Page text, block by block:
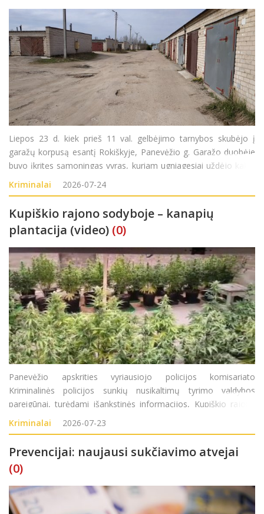
Liepos 23 d. kiek prieš 11 val. gelbėjimo tarnybos skubėjo į
garažų korpusą esantį Rokiškyje, Panevėžio g. Garažo duobėje
buvo įkritęs sąmoningas vyras, kuriam ugniagesiai uždėjo kaklo
įtvarą, iškėlė jį iš garažo duobės ir perdavė greitosios medicinos
pagalbos medikams.
Kriminalai 2026-07-24
Kupiškio rajono sodyboje – kanapių
plantacija (video) (0)
Panevėžio apskrities vyriausiojo policijos komisariato
Kriminalinės policijos sunkių nusikaltimų tyrimo valdybos
pareigūnai, turėdami išankstinės informacijos, Kupiškio rajone
surado didelį kiekį sodyboje auginamų kanapių augalų. Atlikę
kratą Kupiškio rajono gyventojo (
Kriminalai 2026-07-23
Prevencijai: naujausi sukčiavimo atvejai
(0)